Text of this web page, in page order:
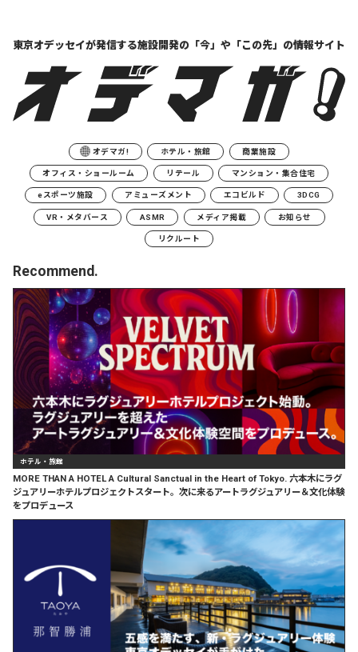
東京オデッセイが発信する施設開発の「今」や「この先」の情報サイト
オデマガ! ホテル・旅館 商業施設
オフィス・ショールーム リテール マンション・集合住宅
eスポーツ施設 アミューズメント エコビルド 3DCG
VR・メタバース ASMR メディア掲載 お知らせ
リクルート
Recommend.
ホテル・旅館
MORE THAN A HOTEL A Cultural Sanctual in the Heart of Tokyo. 六本木にラグ
ジュアリーホテルプロジェクトスタート。次に来るアートラグジュアリー＆文化体験
をプロデュース